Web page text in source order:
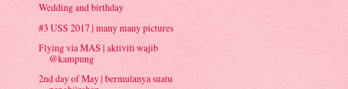
Wedding and birthday
#3 USS 2017 | many many pictures
Flying via MAS | aktiviti wajib
@kampung
2nd day of May | bermulanya suatu